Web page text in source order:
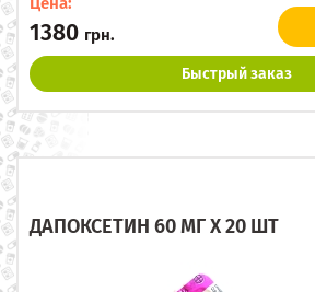
1380 грн.
Быстрый заказ
ДАПОКСЕТИН 60 МГ X 20 ШТ